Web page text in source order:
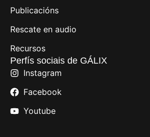
Publicacións
Rescate en audio
Recursos
Perfís sociais de GÁLIX
Instagram
Facebook
Youtube